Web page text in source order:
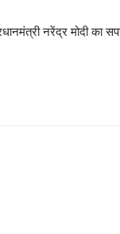
नरेंद्र मोदी का